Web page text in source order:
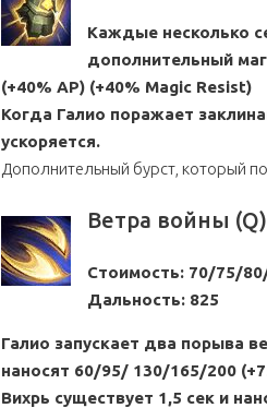
Каждые несколько
дополнительный
(+40% AP) (+40% Magic Resist)
Когда Галио поражает
ускоряется.
Дополнительный бурст, который
Ветра войны (Q)
Стоимость: 70/75/
Дальность: 825
Галио запускает два порыва
наносят 60/95/ 130/165/200
Вихрь существует 1,5 сек и